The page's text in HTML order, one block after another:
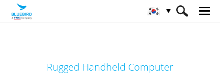
Rugged Handheld Computer